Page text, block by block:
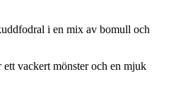
i en mix av bomull och
vackert mönster och en mjuk